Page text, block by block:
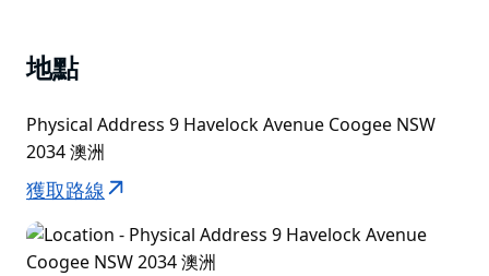
地點
Physical Address 9 Havelock Avenue Coogee NSW
2034 澳洲
獲取路線